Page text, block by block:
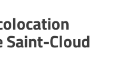
Saint-Cloud